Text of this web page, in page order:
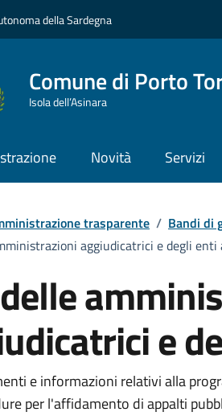
della Sardegna
Comune di Porto
Isola dell’Asinara
Novità Servizi
trasparente / Bandi di
aggiudicatrici e degli
e
Trasparente
e informazioni relativi alla
per l'affidamento di appalti